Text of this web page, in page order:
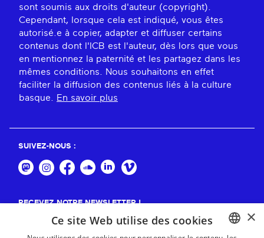
sont soumis aux droits d'auteur (copyright).
Cependant, lorsque cela est indiqué, vous êtes
autorisé.e à copier, adapter et diffuser certains
contenus dont l'ICB est l'auteur, dès lors que vous
en mentionnez la paternité et les partagez dans les
mêmes conditions. Nous souhaitons en effet
faciliter la diffusion des contenus liés à la culture
basque.
En savoir plus
SUIVEZ-NOUS :
RECEVEZ NOTRE NEWSLETTER !
×
Ce site Web utilise des cookies